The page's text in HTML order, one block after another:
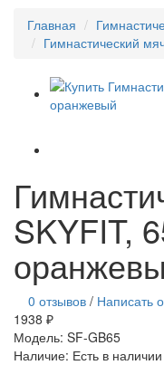
Главная
Гимнастический
SKYFIT,
0 отзывов / Написать
1938 ₽
Модель: SF-GB65
Наличие: Есть в наличии